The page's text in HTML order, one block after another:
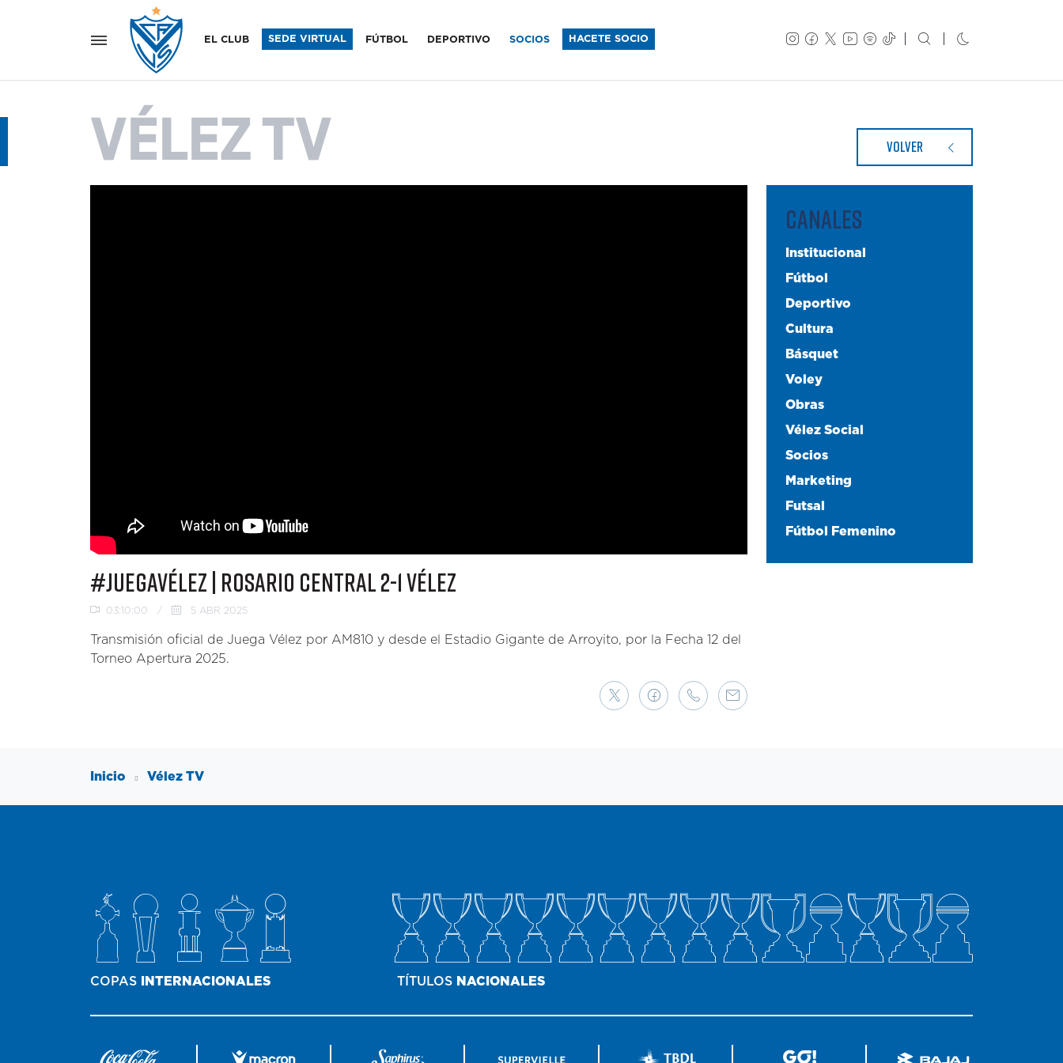
Vélez Sarsfield
EL CLUB SEDE VIRTUAL FÚTBOL DEPORTIVO SOCIOS HACETE SOCIO
VÉLEZ TV VOLVER
#JUEGAVÉLEZ | ROSARIO CENTRAL 2-1 VÉLEZ
03:10:00 / 5 ABR 2025
Transmisión oficial de Juega Vélez por AM810 y desde el Estadio Gigante de Arroyito, por la Fecha 12 del
Torneo Apertura 2025.
CANALES
Institucional
Fútbol
Deportivo
Cultura
Básquet
Voley
Obras
Vélez Social
Socios
Marketing
Futsal
Fútbol Femenino
Inicio Vélez TV
COPAS INTERNACIONALES TÍTULOS NACIONALES